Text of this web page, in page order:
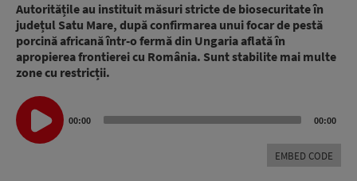
Autoritățile au instituit măsuri stricte de biosecuritate în
județul Satu Mare, după confirmarea unui focar de pestă
porcină africană într-o fermă din Ungaria aflată în
apropierea frontierei cu România. Sunt stabilite mai multe
zone cu restricții.
Audio
Player
00:00 00:00
EMBED CODE